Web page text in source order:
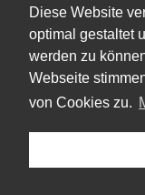
Diese Website
optimal gestaltet
werden zu
Webseite
von Cookies zu.